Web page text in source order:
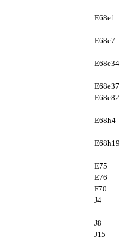
E68e1
E68e7
E68e34
E68e37
E68e82
E68h4
E68h19
E75
E76
F70
J4
J8
J15